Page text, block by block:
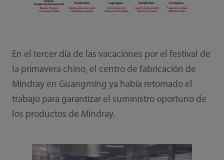
En el tercer día de las vacaciones por el festival de
la primavera chino, el centro de fabricación de
Mindray en Guangming ya había retomado el
trabajo para garantizar el suministro oportuno de
los productos de Mindray.